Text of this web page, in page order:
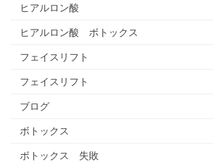
ヒアルロン酸
ヒアルロン酸 ボトックス
フェイスリフト
フェイスリフト
ブログ
ボトックス
ボトックス 失敗